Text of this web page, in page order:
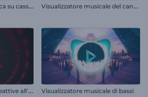
V
isualizzatore di musica su cassetta retrò V
isualizzatore musicale del canale YouTube
V
isualizzatore di luci reattive all'audio Visualizzatore musicale di bassi